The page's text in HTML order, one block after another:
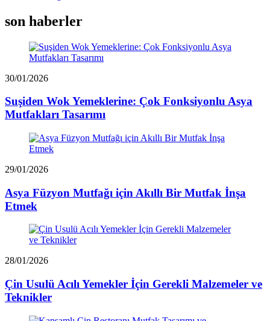
son haberler
30/01/2026
Suşiden Wok Yemeklerine: Çok Fonksiyonlu Asya
Mutfakları Tasarımı
29/01/2026
Asya Füzyon Mutfağı için Akıllı Bir Mutfak İnşa
Etmek
28/01/2026
Çin Usulü Acılı Yemekler İçin Gerekli Malzemeler ve
Teknikler